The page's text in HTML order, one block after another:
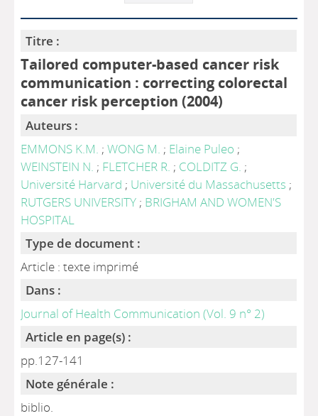
Titre :
Tailored computer-based cancer risk
communication : correcting colorectal
cancer risk perception (2004)
Auteurs :
EMMONS K.M. ;WONG M. ; Elaine Puleo ;
WEINSTEIN N. ; FLETCHER R. ; COLDITZ G. ;
Université Harvard ; Université du Massachusetts ;
RUTGERS UNIVERSITY ; BRIGHAM AND WOMEN'S
HOSPITAL
Type de document :
Article : texte imprimé
Dans :
Journal of Health Communication (Vol. 9 n° 2)
Article en page(s) :
pp.127-141
Note générale :
biblio.